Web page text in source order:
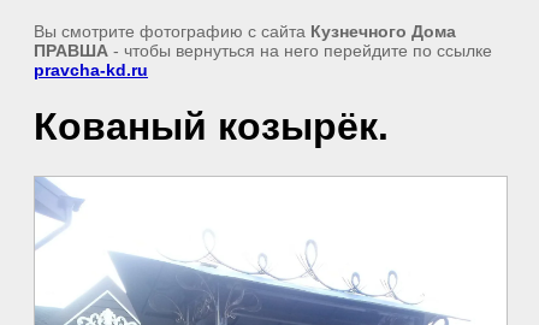
Вы смотрите фотографию с сайта Кузнечного Дома
ПРАВША - чтобы вернуться на него перейдите по ссылке
pravcha-kd.ru
Кованый козырёк.